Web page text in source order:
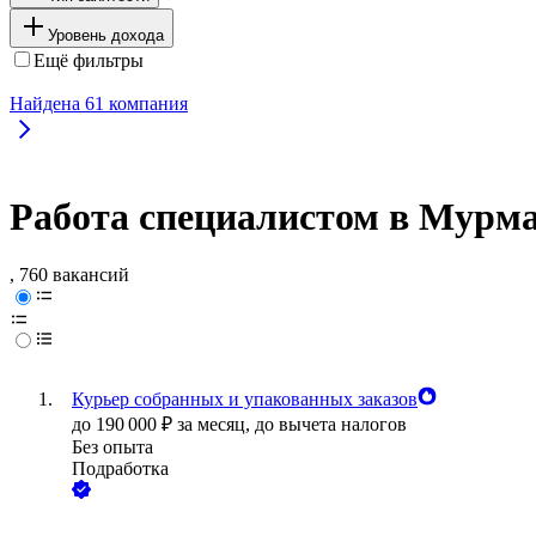
Уровень дохода
Ещё фильтры
Найдена 61 компания
Работа специалистом в
, 760 вакансий
Курьер собранных и упакованных заказов
до 190 000 ₽ за месяц, до вычета налогов
Без опыта
Подработка